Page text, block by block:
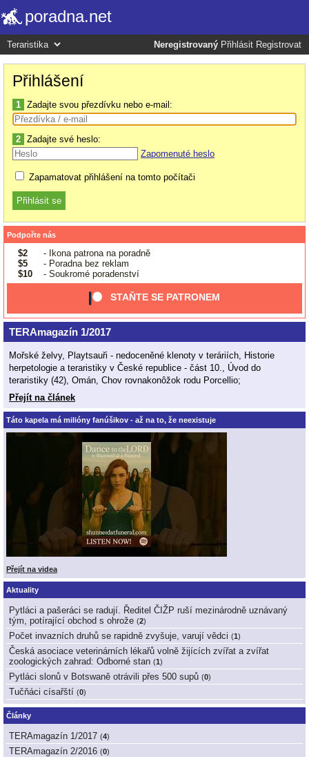
poradna.net
Neregistrovaný Přihlásit Registrovat
Přihlášení
1 Zadajte svou přezdívku nebo e-mail:
2 Zadajte své heslo:
Zapomenuté heslo
Zapamatovat přihlášení na tomto počítači
Podpořte nás
$2
- Ikona patrona na poradně
$5
- Poradna bez reklam
$10
- Soukromé poradenství
STAŇTE SE PATRONEM
TERAmagazín 1/2017
Mořské želvy, Playtsauři - nedoceněné klenoty v teráriích, Historie
herpetologie a teraristiky v České republice - část 10., Úvod do
teraristiky (42), Omán, Chov rovnakonôžok rodu Porcellio;
Přejít na článek
Táto kapela má milióny fanúšikov - až na to, že neexistuje
Přejít na videa
Aktuality
Pytláci a pašeráci se radují. Ředitel ČIŽP ruší mezinárodně uznávaný
tým, potírající obchod s ohrože (2)
Počet invazních druhů se rapidně zvyšuje, varují vědci (1)
Česká asociace veterinárních lékařů volně žijících zvířat a zvířat
zoologických zahrad: Odborné stan (1)
Pytláci slonů v Botswaně otrávili přes 500 supů (0)
Tučňáci císařští (0)
Články
TERAmagazín 1/2017 (4)
TERAmagazín 2/2016 (0)